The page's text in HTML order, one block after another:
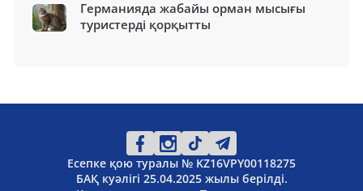
Германияда жабайы орман мысығы
туристерді қорқытты
Есепке қою туралы № KZ16VPY00118275
БАҚ куәлігі 25.04.2025 жылы берілді.